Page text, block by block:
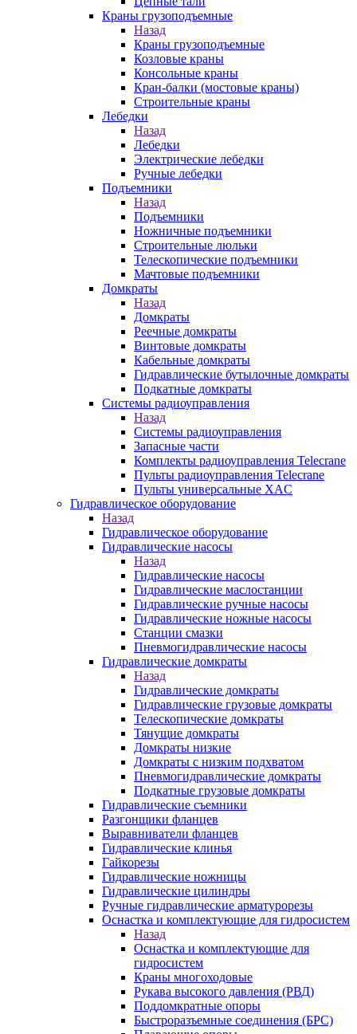
Краны грузоподъемные
Назад
Краны грузоподъемные
Козловые краны
Консольные краны
Кран-балки (мостовые краны)
Строительные краны
Лебедки
Назад
Лебедки
Электрические лебедки
Ручные лебедки
Подъемники
Назад
Подъемники
Ножничные подъемники
Строительные люльки
Телескопические подъемники
Мачтовые подъемники
Домкраты
Назад
Домкраты
Реечные домкраты
Винтовые домкраты
Кабельные домкраты
Гидравлические бутылочные домкраты
Подкатные домкраты
Системы радиоуправления
Назад
Системы радиоуправления
Запасные части
Комплекты радиоуправления Telecrane
Пульты радиоуправления Telecrane
Пульты универсальные XAC
Гидравлическое оборудование
Назад
Гидравлическое оборудование
Гидравлические насосы
Назад
Гидравлические насосы
Гидравлические маслостанции
Гидравлические ручные насосы
Гидравлические ножные насосы
Станции смазки
Пневмогидравлические насосы
Гидравлические домкраты
Назад
Гидравлические домкраты
Гидравлические грузовые домкраты
Телескопические домкраты
Тянущие домкраты
Домкраты низкие
Домкраты с низким подхватом
Пневмогидравлические домкраты
Подкатные грузовые домкраты
Гидравлические съемники
Разгонщики фланцев
Выравниватели фланцев
Гидравлические клинья
Гайкорезы
Гидравлические ножницы
Гидравлические цилиндры
Ручные гидравлические арматурорезы
Оснастка и комплектующие для гидросистем
Назад
Оснастка и комплектующие для
гидросистем
Краны многоходовые
Рукава высокого давления (РВД)
Поддомкратные опоры
Быстроразъемные соединения (БРС)